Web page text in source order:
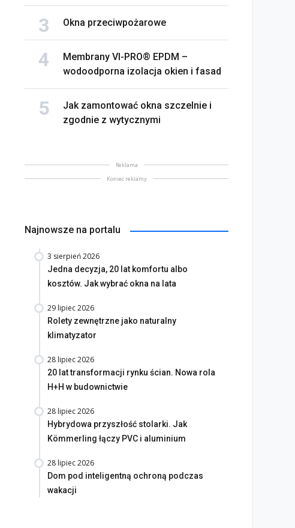
Okna przeciwpożarowe
Membrany VI-PRO® EPDM –
wodoodporna izolacja okien i fasad
Jak zamontować okna szczelnie i
zgodnie z wytycznymi
Reklama
Koniec reklamy
Najnowsze na portalu
3 sierpień 2026
Jedna decyzja, 20 lat komfortu albo
kosztów. Jak wybrać okna na lata
29 lipiec 2026
Rolety zewnętrzne jako naturalny
klimatyzator
28 lipiec 2026
20 lat transformacji rynku ścian. Nowa rola
H+H w budownictwie
28 lipiec 2026
Hybrydowa przyszłość stolarki. Jak
Kömmerling łączy PVC i aluminium
28 lipiec 2026
Dom pod inteligentną ochroną podczas
wakacji